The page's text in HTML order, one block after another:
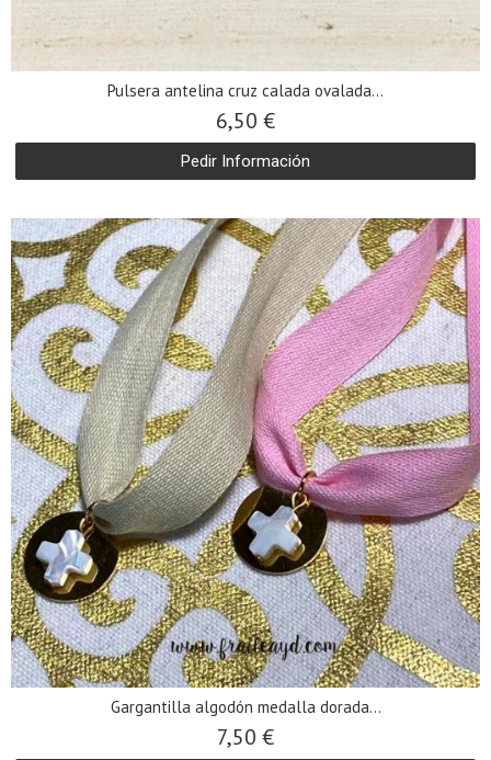
Pulsera antelina cruz calada ovalada...
6,50 €
Pedir Información
Gargantilla algodón medalla dorada...
7,50 €